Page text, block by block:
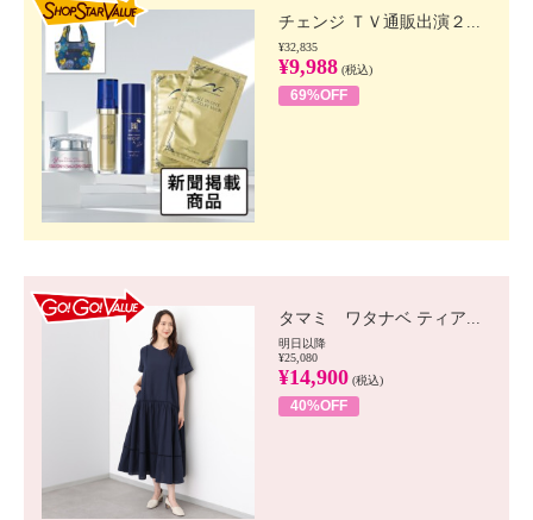
チェンジ ＴＶ通販出演２...
¥32,835
¥9,988 (税込)
69%OFF
タマミ ワタナベ ティア...
明日以降
¥25,080
¥14,900 (税込)
40%OFF